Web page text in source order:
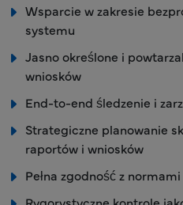
Wsparcie w zakresie
systemu
Jasno określone i
wniosków
End-to-end śledzenie i
Strategiczne planowanie
raportów i wniosków
Pełna zgodność z
Rygorystyczne kontrole